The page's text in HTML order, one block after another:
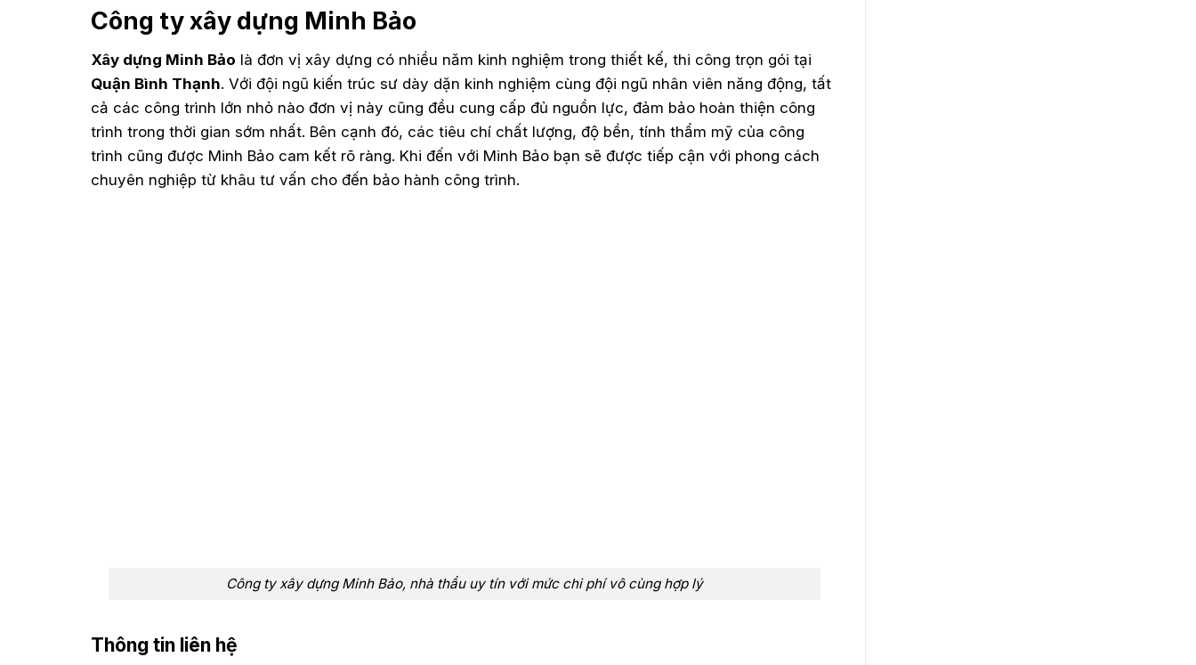
Công ty xây dựng Minh Bảo
Xây dựng Minh Bảo là đơn vị xây dựng có nhiều năm kinh nghiệm trong thiết kế, thi công trọn gói tại
Quận Bình Thạnh. Với đội ngũ kiến trúc sư dày dặn kinh nghiệm cùng đội ngũ nhân viên năng động, tất
cả các công trình lớn nhỏ nào đơn vị này cũng đều cung cấp đủ nguồn lực, đảm bảo hoàn thiện công
trình trong thời gian sớm nhất. Bên cạnh đó, các tiêu chí chất lượng, độ bền, tính thẩm mỹ của công
trình cũng được Minh Bảo cam kết rõ ràng. Khi đến với Minh Bảo bạn sẽ được tiếp cận với phong cách
chuyên nghiệp từ khâu tư vấn cho đến bảo hành công trình.
Công ty xây dựng Minh Bảo, nhà thầu uy tín với mức chi phí vô cùng hợp lý
Thông tin liên hệ